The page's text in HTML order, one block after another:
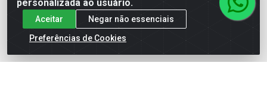
personalizada ao usuário.
Aceitar
Negar não essenciais
Preferências de Cookies
pedidos@cegemed.com.br
@cegemed